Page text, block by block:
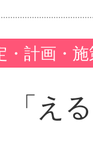
・計画・
え